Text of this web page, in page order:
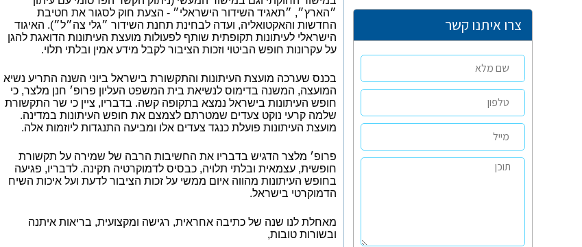
צרו איתנו קשר
״הארץ״, ״תאגיד השידור הישראלי״ - הצעת חוק לסגור את חטיבת
החדשות והאקטואליה, ועדה לבחינת תחנת השידור ״גלי צה״ל״). האיגוד
הישראלי לעיתונות תקופתית שותף לפעולות מועצת העיתונות הדואגת להגן
על עקרונות חופש הביטוי וזכות הציבור לקבל מידע אמין ובלתי תלוי.
בכנס שערכה מועצת העיתונות והתקשורת בישראל ביוני השנה התריע נשיא
המועצה, המשנה בדימוס לנשיאת בית המשפט העליון פרופ׳ חנן מלצר, כי
חופש העיתונות בישראל נמצא בתקופה קשה. בדבריו, ציין כי שר התקשורת
שלמה קרעי נוקט צעדים שמטרתם לצמצם את חופש העיתונות במדינה.
מועצת העיתונות פועלת כנגד צעדים אלו ומביעה התנגדות ליוזמות אלה.
פרופ׳ מלצר הדגיש בדבריו את החשיבות הרבה של שמירה על תקשורת
חופשית, עצמאית ובלתי תלויה, כבסיס לדמוקרטיה תקינה. לדבריו, פגיעה
בחופש העיתונות מהווה איום ממשי על זכות הציבור לדעת ועל איכות השיח
הדמוקרטי בישראל.
מאחלת לנו שנה של כתיבה אחראית, רגישה ומקצועית, בריאות איתנה
ובשורות טובות,